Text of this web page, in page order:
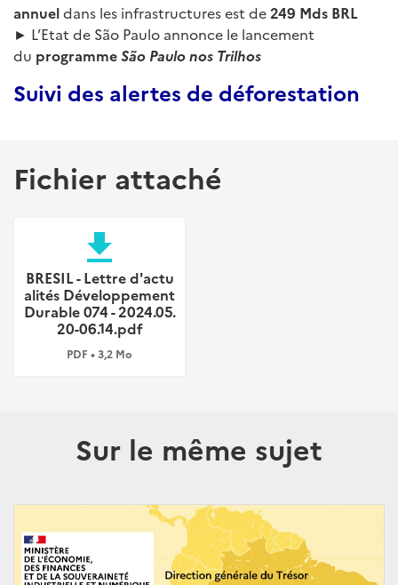
annueldans les infrastructures est de249 Mds BRL
► L’Etat de São Paulo annonce le lancement
du programmeSão Paulo nos Trilhos
Suivi des alertes de déforestation
Fichier attaché
file_download
BRESIL - Lettre d'actu
alités Développement
Durable 074 - 2024.05.
20-06.14.pdf
PDF • 3,2 Mo
Sur le même sujet